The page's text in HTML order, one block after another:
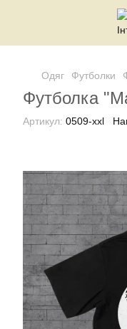
Одяг Футболки
Футболка
Артикул: 0509-xxl